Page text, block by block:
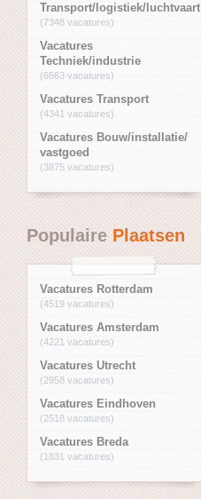
Transport/logistiek/luchtvaart
(7348 vacatures)
Vacatures
Techniek/industrie
(6563 vacatures)
Vacatures Transport
(4341 vacatures)
Vacatures Bouw/installatie/
vastgoed
(3875 vacatures)
PopulairePlaatsen
Vacatures Rotterdam
(4519 vacatures)
Vacatures Amsterdam
(4221 vacatures)
Vacatures Utrecht
(2958 vacatures)
Vacatures Eindhoven
(2518 vacatures)
Vacatures Breda
(1831 vacatures)